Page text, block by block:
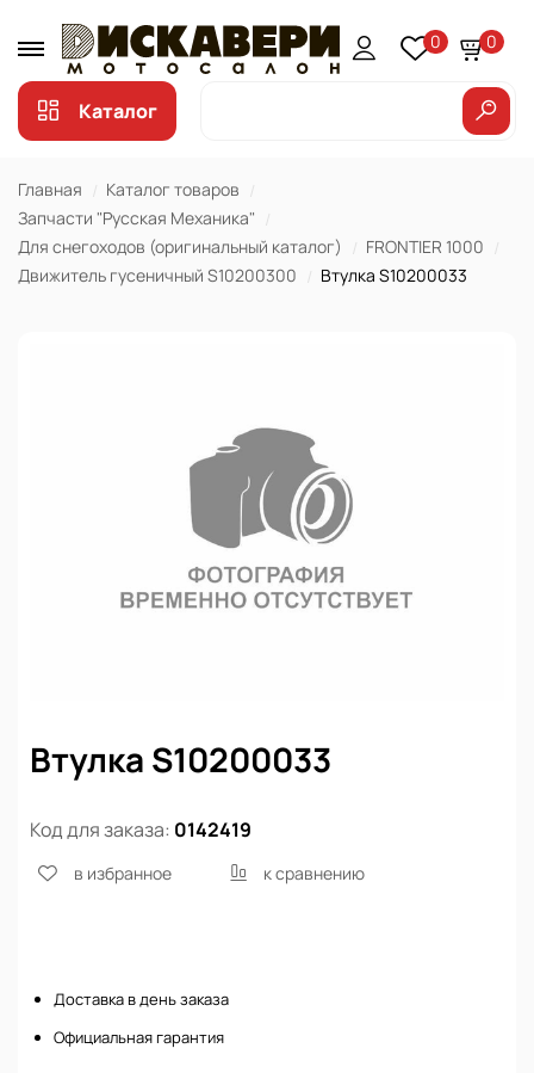
0 0
Каталог
Главная
Каталог товаров
Запчасти "Русская Механика"
Для снегоходов (оригинальный каталог)
FRONTIER 1000
Движитель гусеничный S10200300
Втулка S10200033
Втулка S10200033
Код для заказа: 0142419
в избранное к сравнению
Доставка в день заказа
Официальная гарантия